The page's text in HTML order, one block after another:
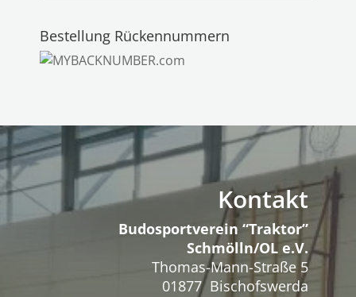
Bestellung Rückennummern
Kontakt
Budosportverein “Traktor”
Schmölln/OL e.V.
Thomas-Mann-Straße 5
01877 Bischofswerda